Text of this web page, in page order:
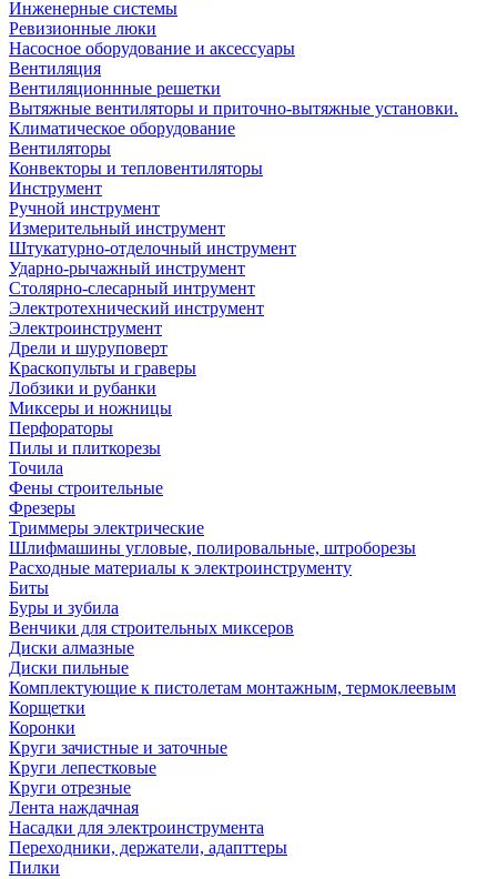
Инженерные системы
Ревизионные люки
Насосное оборудование и аксессуары
Вентиляция
Вентиляционнные решетки
Вытяжные вентиляторы и приточно-вытяжные установки.
Климатическое оборудование
Вентиляторы
Конвекторы и тепловентиляторы
Инструмент
Ручной инструмент
Измерительный инструмент
Штукатурно-отделочный инструмент
Ударно-рычажный инструмент
Столярно-слесарный интрумент
Электротехнический инструмент
Электроинструмент
Дрели и шуруповерт
Краскопульты и граверы
Лобзики и рубанки
Миксеры и ножницы
Перфораторы
Пилы и плиткорезы
Точила
Фены строительные
Фрезеры
Триммеры электрические
Шлифмашины угловые, полировальные, штроборезы
Расходные материалы к электроинструменту
Биты
Буры и зубила
Венчики для строительных миксеров
Диски алмазные
Диски пильные
Комплектующие к пистолетам монтажным, термоклеевым
Корщетки
Коронки
Круги зачистные и заточные
Круги лепестковые
Круги отрезные
Лента наждачная
Насадки для электроинструмента
Переходники, держатели, адапттеры
Пилки